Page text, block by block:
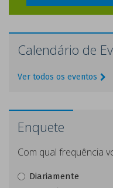
Calendário de
Ver todos os eventos
Enquete
Com qual frequência
Diariamente